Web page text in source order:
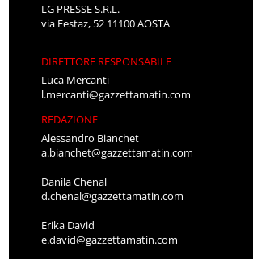
LG PRESSE S.R.L.
via Festaz, 52 11100 AOSTA
DIRETTORE RESPONSABILE
Luca Mercanti
l.mercanti@gazzettamatin.com
REDAZIONE
Alessandro Bianchet
a.bianchet@gazzettamatin.com
Danila Chenal
d.chenal@gazzettamatin.com
Erika David
e.david@gazzettamatin.com